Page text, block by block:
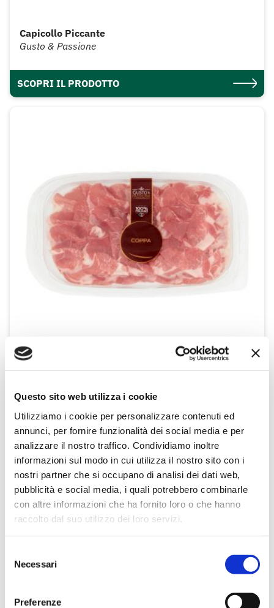
Questo sito web utilizza i cookie
Utilizziamo i cookie per personalizzare contenuti ed
annunci, per fornire funzionalità dei social media e per
analizzare il nostro traffico. Condividiamo inoltre
informazioni sul modo in cui utilizza il nostro sito con i
nostri partner che si occupano di analisi dei dati web,
pubblicità e social media, i quali potrebbero combinarle
con altre informazioni che ha fornito loro o che hanno
raccolto dal suo utilizzo dei loro servizi.
delNecessari
Preferenze
Capicollo Piccante
Gusto & Passione
SCOPRI IL PRODOTTO
Gusto & Passione
0.08kg
SCOPRI IL PRODOTTO